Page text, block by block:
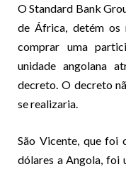
O Standard Bank
de África, detém
comprar uma
unidade angolana
decreto. O decreto
se realizaria.
São Vicente, que foi
dólares a Angola, foi